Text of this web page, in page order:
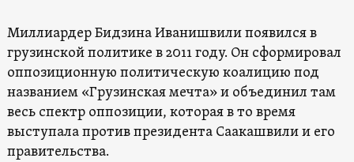
Миллиардер Бидзина Иванишвили появился в
грузинской политике в 2011 году. Он сформировал
оппозиционную политическую коалицию под
названием «Грузинская мечта» и объединил там
весь спектр оппозиции, которая в то время
выступала против президента Саакашвили и его
правительства.